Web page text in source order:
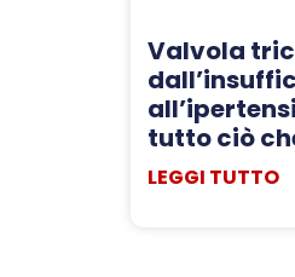
Valvola
tutto ciò
LEGGI TUTTO